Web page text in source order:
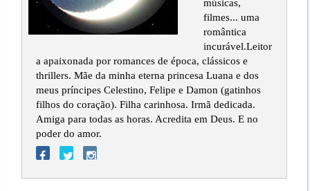
filmes... uma
romântica
incurável.Leitor
a apaixonada por romances de época, clássicos e
thrillers. Mãe da minha eterna princesa Luana e dos
meus príncipes Celestino, Felipe e Damon (gatinhos
filhos do coração). Filha carinhosa. Irmã dedicada.
Amiga para todas as horas. Acredita em Deus. E no
poder do amor.